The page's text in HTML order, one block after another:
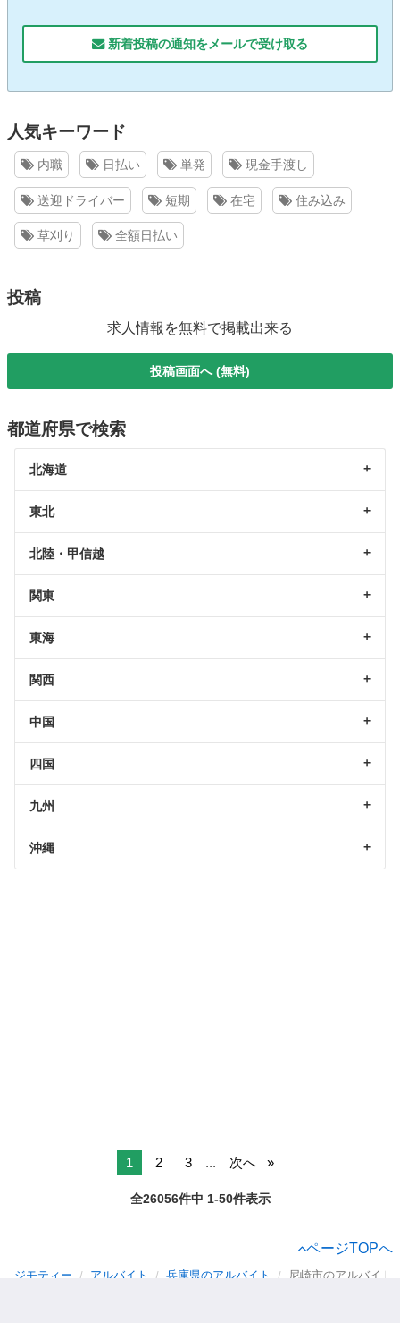
新着投稿の通知をメールで受け取る
人気キーワード
内職 日払い 単発 現金手渡し
送迎ドライバー 短期 在宅 住み込み
草刈り 全額日払い
投稿
求人情報を無料で掲載出来る
投稿画面へ (無料)
都道府県で検索
北海道
東北
北陸・甲信越
関東
東海
関西
中国
四国
九州
沖縄
1 2 3 ... 次へ
全26056件中 1-50件表示
ページTOPへ
ジモティー アルバイト 兵庫県のアルバイト 尼崎市のアルバイト